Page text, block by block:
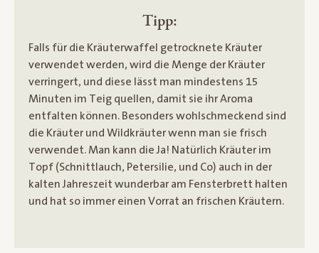
Tipp:
Falls für die Kräuterwaffel getrocknete Kräuter
verwendet werden, wird die Menge der Kräuter
verringert, und diese lässt man mindestens 15
Minuten im Teig quellen, damit sie ihr Aroma
entfalten können. Besonders wohlschmeckend sind
die Kräuter und Wildkräuter wenn man sie frisch
verwendet. Man kann die Ja! Natürlich Kräuter im
Topf (Schnittlauch, Petersilie, und Co) auch in der
kalten Jahreszeit wunderbar am Fensterbrett halten
und hat so immer einen Vorrat an frischen Kräutern.